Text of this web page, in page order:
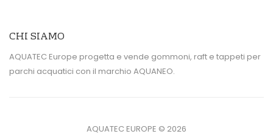
CHI SIAMO
AQUATEC Europe progetta e vende gommoni, raft e tappeti per
parchi acquatici con il marchio AQUANEO.
AQUATEC EUROPE © 2026